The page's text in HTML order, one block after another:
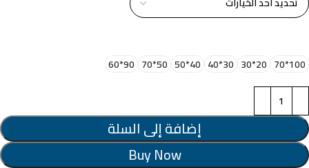
100*70
20*30
30*40
40*50
50*70
90*60
إضافة إلى السلة
Buy Now